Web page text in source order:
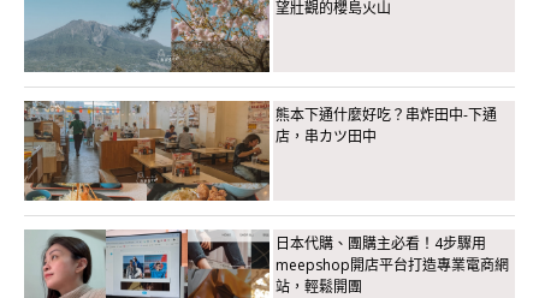
望壯觀的櫻島火山
熊本下通什麼好吃？串炸田中-下通
店，串カツ田中
日本代購、團購主必看！4步驟用
meepshop開店平台打造專業電商網
站，輕鬆開團